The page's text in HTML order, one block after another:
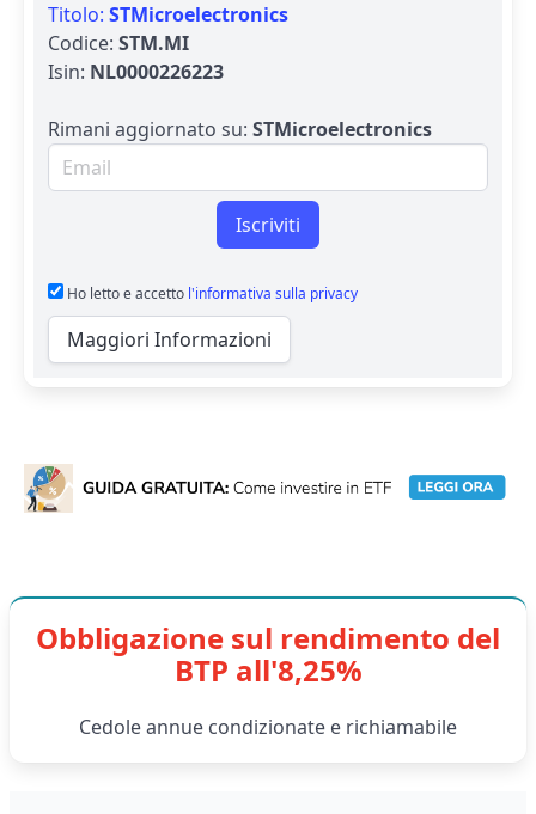
Titolo: STMicroelectronics
Codice: STM.MI
Isin: NL0000226223
Rimani aggiornato su: STMicroelectronics
Email per newsletter
Iscriviti
Ho letto e accetto l'informativa sulla privacy
Maggiori Informazioni
Obbligazione sul rendimento del
BTP all'8,25%
Cedole annue condizionate e richiamabile